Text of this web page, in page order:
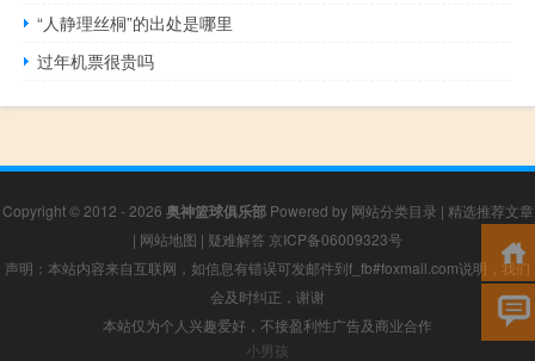
“人静理丝桐”的出处是哪里
过年机票很贵吗
Copyright © 2012 - 2026 奥神篮球俱乐部Powered by 网站分类目录 | 精选推荐文章
| 网站地图 | 疑难解答 京ICP备06009323号
声明：本站内容来自互联网，如信息有错误可发邮件到f_fb#foxmail.com说明，我们
会及时纠正，谢谢
本站仅为个人兴趣爱好，不接盈利性广告及商业合作
小男孩